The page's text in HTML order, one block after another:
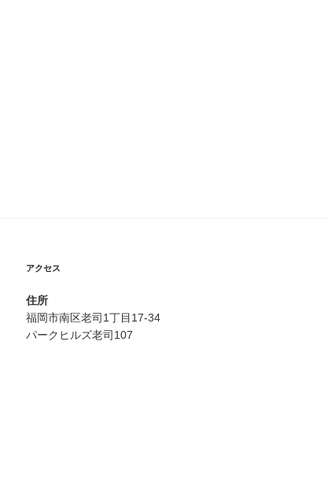
アクセス
住所
福岡市南区老司1丁目17-34
パークヒルズ老司107